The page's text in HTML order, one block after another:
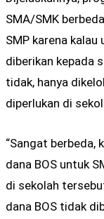
SMA/SMK
SMP karena kalau
diberikan kepada
tidak, hanya
diperlukan di
“Sangat berbeda,
dana BOS untuk
di sekolah
dana BOS tidak